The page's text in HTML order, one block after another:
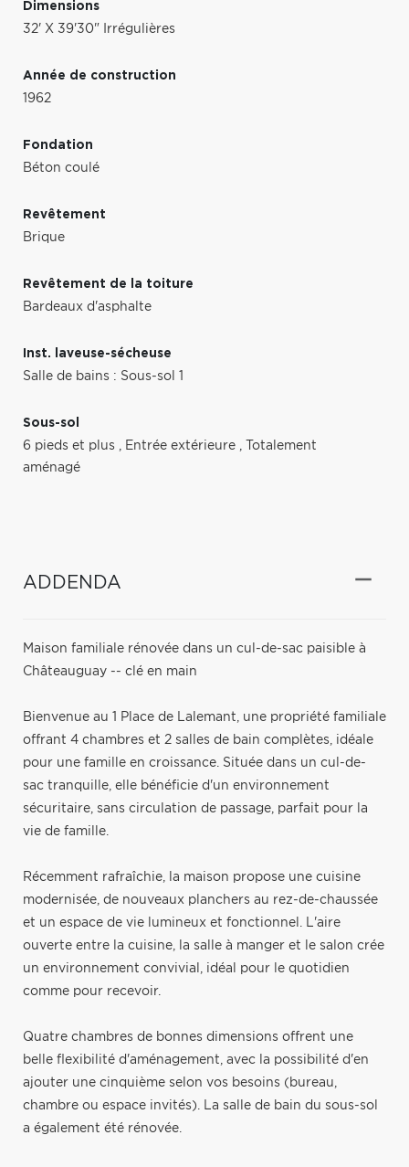
Dimensions
32' X 39'30" Irrégulières
Année de construction
1962
Fondation
Béton coulé
Revêtement
Brique
Revêtement de la toiture
Bardeaux d'asphalte
Inst. laveuse-sécheuse
Salle de bains : Sous-sol 1
Sous-sol
6 pieds et plus , Entrée extérieure ,
Totalement
aménagé
ADDENDA
Maison familiale rénovée dans un cul-de-sac paisible à
Châteauguay -- clé en main
Bienvenue au 1 Place de Lalemant, une propriété familiale
offrant 4 chambres et 2 salles de bain complètes, idéale
pour une famille en croissance. Située dans un cul-de-
sac tranquille, elle bénéficie d'un environnement
sécuritaire, sans circulation de passage, parfait pour la
vie de famille.
Récemment rafraîchie, la maison propose une cuisine
modernisée, de nouveaux planchers au rez-de-chaussée
et un espace de vie lumineux et fonctionnel. L'aire
ouverte entre la cuisine, la salle à manger et le salon crée
un environnement convivial, idéal pour le quotidien
comme pour recevoir.
Quatre chambres de bonnes dimensions offrent une
belle flexibilité d'aménagement, avec la possibilité d'en
ajouter une cinquième selon vos besoins (bureau,
chambre ou espace invités). La salle de bain du sous-sol
a également été rénovée.